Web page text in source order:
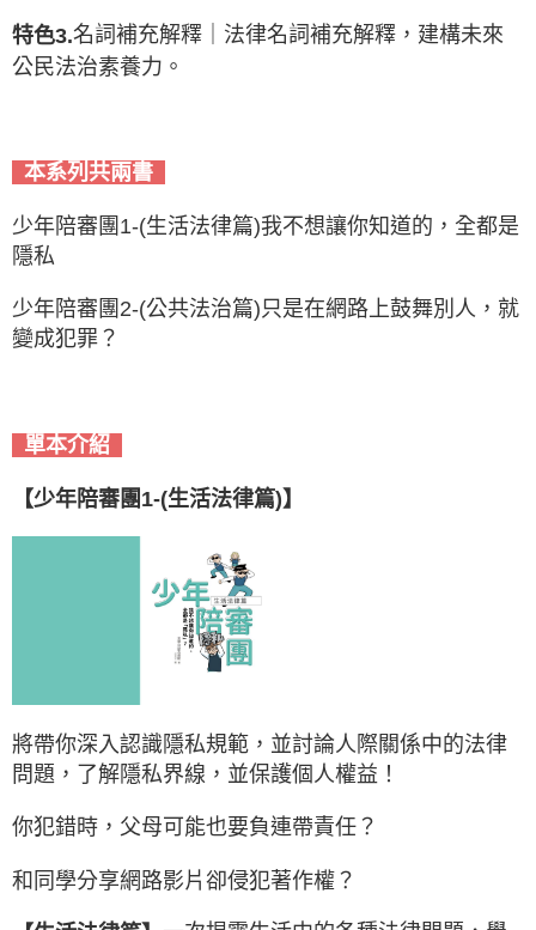
特色3.名詞補充解釋｜法律名詞補充解釋，建構未來
公民法治素養力。
本系列共兩書
少年陪審團1-(生活法律篇)我不想讓你知道的，全都是
隱私
少年陪審團2-(公共法治篇)只是在網路上鼓舞別人，就
變成犯罪？
單本介紹
【少年陪審團1-(生活法律篇)】
將帶你深入認識隱私規範，並討論人際關係中的法律
問題， 了解隱私界線，並保護個人權益！
你犯錯時，父母可能也要負連帶責任？
和同學分享網路影片卻侵犯著作權？